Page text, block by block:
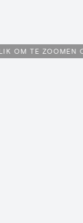
OM TE ZOOMEN